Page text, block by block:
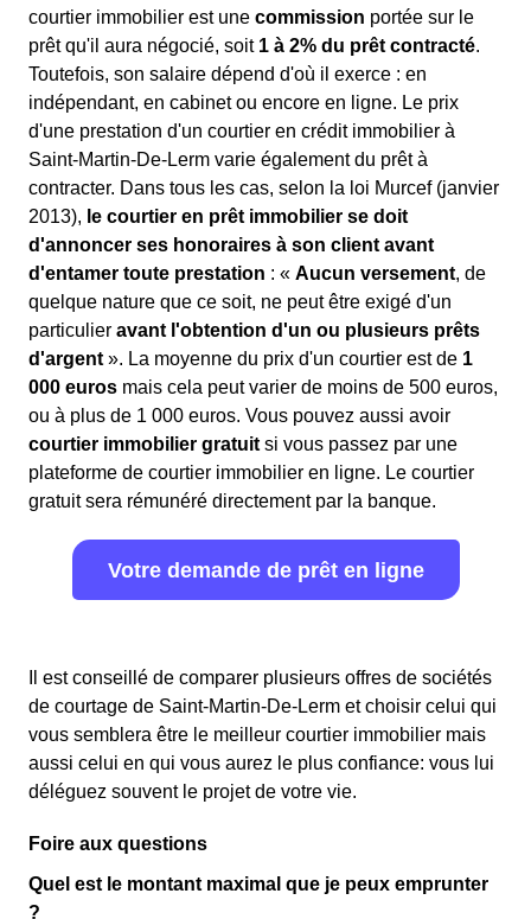
courtier immobilier est une commission portée sur le
prêt qu'il aura négocié, soit 1 à 2% du prêt contracté.
Toutefois, son salaire dépend d'où il exerce : en
indépendant, en cabinet ou encore en ligne. Le prix
d'une prestation d'un courtier en crédit immobilier à
Saint-Martin-De-Lerm varie également du prêt à
contracter. Dans tous les cas, selon la loi Murcef (janvier
2013), le courtier en prêt immobilier se doit
d'annoncer ses honoraires à son client avant
d'entamer toute prestation : « Aucun versement, de
quelque nature que ce soit, ne peut être exigé d'un
particulier avant l'obtention d'un ou plusieurs prêts
d'argent ». La moyenne du prix d'un courtier est de 1
000 euros mais cela peut varier de moins de 500 euros,
ou à plus de 1 000 euros. Vous pouvez aussi avoir
courtier immobilier gratuit si vous passez par une
plateforme de courtier immobilier en ligne. Le courtier
gratuit sera rémunéré directement par la banque.
Votre demande de prêt en ligne
Il est conseillé de comparer plusieurs offres de sociétés
de courtage de Saint-Martin-De-Lerm et choisir celui qui
vous semblera être le meilleur courtier immobilier mais
aussi celui en qui vous aurez le plus confiance: vous lui
déléguez souvent le projet de votre vie.
Foire aux questions
Quel est le montant maximal que je peux emprunter
?